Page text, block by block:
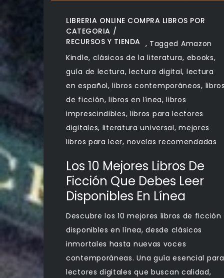
LIBRERIA ONLINE COMPRA LIBROS POR
CATEGORIA
,
RECURSOS Y TIENDA Tagged Amazon
Kindle, clásicos de la literatura, ebooks,
guía de lectura, lectura digital, lectura
en español,libros contemporáneos,
de ficción,libros en línea,libros
imprescindibles, libros para lectores
digitales, literatura universal,mejores
libros para leer, novelas recomendadas
Los 10 Mejores Libros De
Ficción Que Debes Leer
Disponibles En Línea
Descubre los 10 mejores libros de ficción
disponibles en línea, desde clásicos
inmortales hasta nuevas voces
contemporáneas. Una guía esencial para
lectores digitales que buscan calidad,